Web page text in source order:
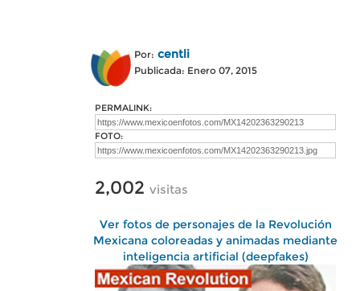
Por: centli
Publicada: Enero 07, 2015
PERMALINK:
FOTO:
2,002 visitas
Ver fotos de personajes de la Revolución
Mexicana coloreadas y animadas mediante
inteligencia artificial (deepfakes)